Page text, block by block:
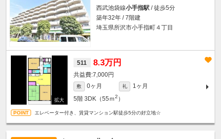
西武池袋線小手指駅 / 徒歩5分
築年32年 / 7階建
埼玉県所沢市小手指町４丁目
511 8.3万円
7,000円
敷 0ヶ月 礼
1ヶ月
5階 3DK（55ｍ2 ）
エレベーター付き、賃貸マンション駅徒歩5分の好立地☆